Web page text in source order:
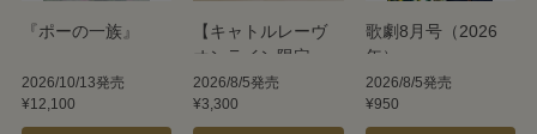
『ポーの一族』
2026/10/13発売
¥12,100
【キャトルレーヴ
オンライン限定
版】TAKARAZUKA
REVUE 2026
2026/8/5発売
¥3,300
歌劇8月号（2026
年）
2026/8/5発売
¥950